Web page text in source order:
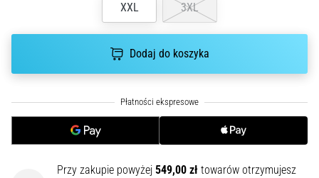
6 min. czytanie
rozcięgna
podeszwowego:
Objawy,
przyczyny
XXL 3XL
Dodaj do koszyka
Przy zakupie powyżej 549,00 zł towarów otrzymujesz